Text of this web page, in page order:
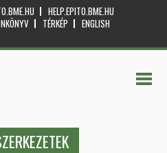
HELP.EPITO.BME.HU
TÉRKÉP
ENGLISH